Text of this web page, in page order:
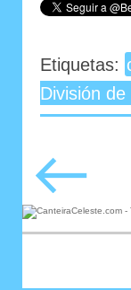
Etiquetas:
División